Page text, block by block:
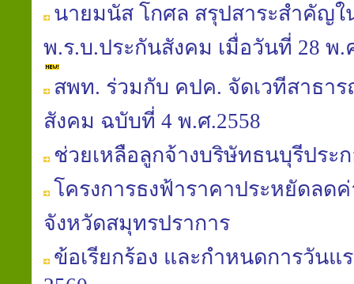
นายมนัส โกศล สรุปสาระสำคัญใ
พ.ร.บ.ประกันสังคม เมื่อวันที่ 28 พ.
สพท. ร่วมกับ คปค. จัดเวทีสาธา
สังคม ฉบับที่ 4 พ.ศ.2558
ช่วยเหลือลูกจ้างบริษัทธนบุรีประ
โครงการธงฟ้าราคาประหยัดลด
จังหวัดสมุทรปราการ
ข้อเรียกร้อง และกำหนดการวันแ